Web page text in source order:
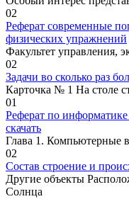
02
Реферат современные
физических упражнений
Факультет управления,
02
Задачи во сколько раз
Карточка № 1 На столе
01
Реферат по
скачать
Глава 1. Компьютерные
02
Состав строение и
Другие объекты
Солнца